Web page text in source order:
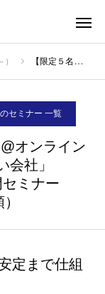
【限定５名】12/26(木)19:00～@オンライン「日本で一番大切にしたい会社」のための『仕組み化』入門セミナー（登壇講師：西尾 順）
セミナー 一覧
オンライン
会社」
ミナー
定まで仕組